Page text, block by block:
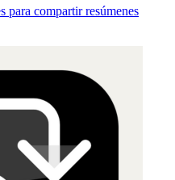
para compartir resúmenes